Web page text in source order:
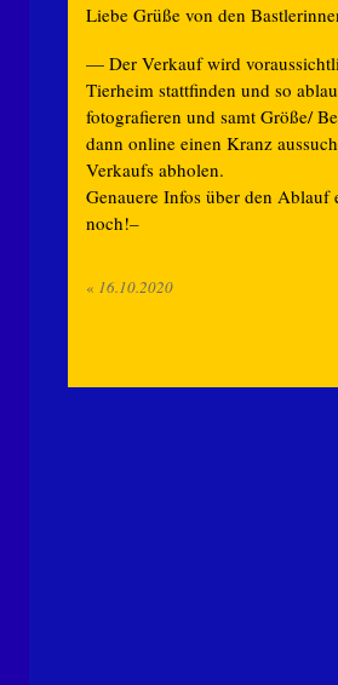
Liebe Grüße von den
— Der Verkauf wird
Tierheim stattfinden und so
fotografieren und samt Größe/
dann online einen Kranz
Verkaufs abholen.
Genauere Infos über den Ablauf
noch!–
« 16.10.2020